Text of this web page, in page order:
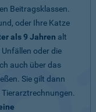
Beitragsklassen.
oder Ihre Katze
als 9 Jahren alt
oder die
auch über das
Sie gilt dann